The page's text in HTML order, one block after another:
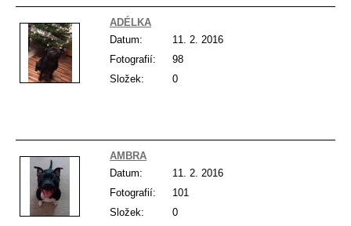
ADÉLKA
Datum:
11. 2. 2016
Fotografií:
98
Složek:
0
AMBRA
Datum:
11. 2. 2016
Fotografií:
101
Složek:
0